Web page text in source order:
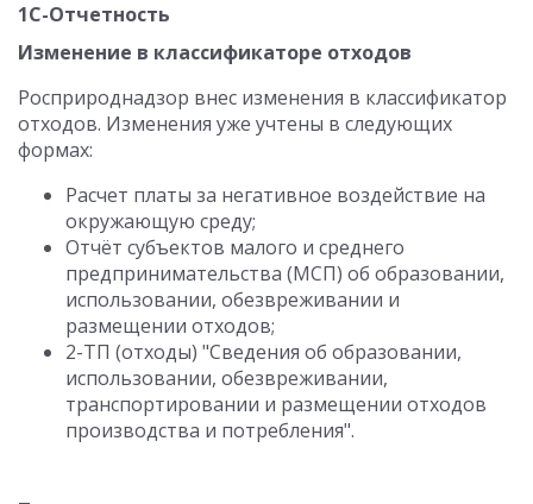
1С-Отчетность
Изменение в классификаторе отходов
Росприроднадзор внес изменения в классификатор
отходов. Изменения уже учтены в следующих
формах:
Расчет платы за негативное воздействие на
окружающую среду;
Отчёт субъектов малого и среднего
предпринимательства (МСП) об образовании,
использовании, обезвреживании и
размещении отходов;
2-ТП (отходы) "Сведения об образовании,
использовании, обезвреживании,
транспортировании и размещении отходов
производства и потребления".